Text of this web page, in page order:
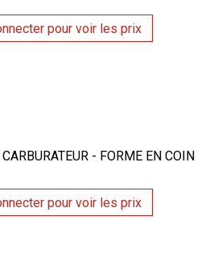
pour voir les prix
- FORME EN COIN
pour voir les prix